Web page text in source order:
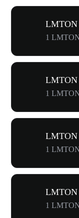
1
1
1